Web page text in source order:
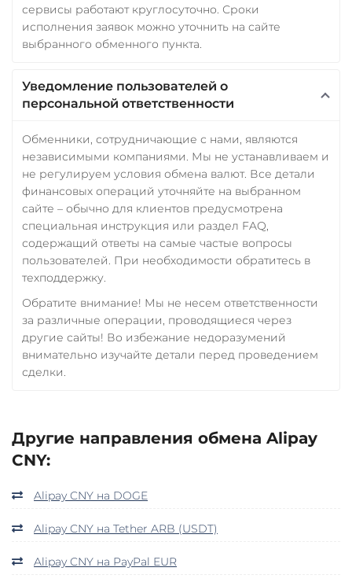
сервисы работают круглосуточно. Сроки
исполнения заявок можно уточнить на сайте
выбранного обменного пункта.
Уведомление пользователей о
персональной ответственности
Обменники, сотрудничающие с нами, являются
независимыми компаниями. Мы не устанавливаем и
не регулируем условия обмена валют. Все детали
финансовых операций уточняйте на выбранном
сайте – обычно для клиентов предусмотрена
специальная инструкция или раздел FAQ,
содержащий ответы на самые частые вопросы
пользователей. При необходимости обратитесь в
техподдержку.
Обратите внимание! Мы не несем ответственности
за различные операции, проводящиеся через
другие сайты! Во избежание недоразумений
внимательно изучайте детали перед проведением
сделки.
Другие направления обмена Alipay
CNY:
Alipay CNY на DOGE
Alipay CNY на Tether ARB (USDT)
Alipay CNY на PayPal EUR